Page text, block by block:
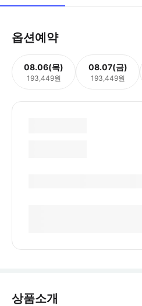
옵션예약
08.06(목)
193,449원
08.07(금)
193,449원
상품소개